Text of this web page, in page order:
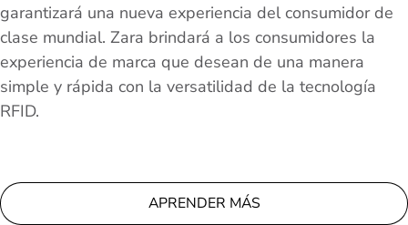
garantizará una nueva experiencia del consumidor de
clase mundial. Zara brindará a los consumidores la
experiencia de marca que desean de una manera
simple y rápida con la versatilidad de la tecnología
RFID.
APRENDER MÁS